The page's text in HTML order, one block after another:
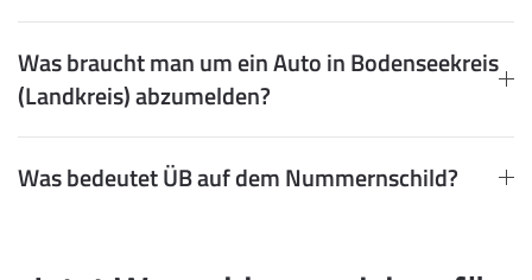
Was braucht man um ein Auto in Bodenseekreis
(Landkreis) abzumelden?
Was bedeutet ÜB auf dem Nummernschild?